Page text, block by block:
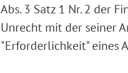
Abs. 3 Satz 1 Nr. 2 der
Unrecht mit der seiner
"Erforderlichkeit" eines